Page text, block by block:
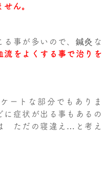
ん。
事が多いので、鍼灸な
流をよくする事で治りを
ートな部分でもありま
症状が出る事もあるの
ただの寝違え…と考え